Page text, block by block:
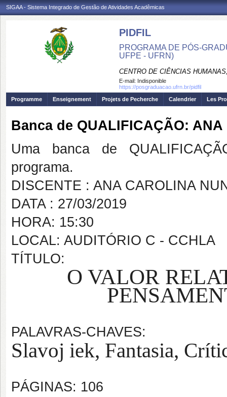
SIGAA - Sistema Integrado de Gestão de Atividades Acadêmicas
PIDFIL
PROGRAMA DE PÓS-
UFPE - UFRN)
CENTRO DE CIÊNCIAS
E-mail: Indisponible
https://posgraduacao.ufrn.br/pidfil
Programme
Enseignement Projets de Pecherche Calendrier Les
Banca de QUALIFICAÇÃO: ANA
Uma banca de
programa.
DISCENTE : ANA CAROLINA
DATA : 27/03/2019
HORA: 15:30
LOCAL: AUDITÓRIO C - CCHLA
TÍTULO:
O VALOR
PALAVRAS-CHAVES:
Slavoj iek, Fantasia,
PÁGINAS: 106